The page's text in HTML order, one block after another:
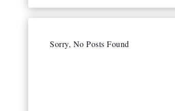
Sorry, No Posts Found